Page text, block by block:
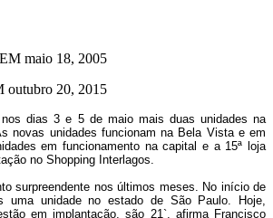
maio 18, 2005
20, 2015
dias 3 e 5 de maio mais duas unidades na
novas unidades funcionam na Bela Vista e em
em funcionamento na capital e a 15ª loja
no Shopping Interlagos.
surpreendente nos últimos meses. No início de
uma unidade no estado de São Paulo. Hoje,
em implantação, são 21`, afirma Francisco